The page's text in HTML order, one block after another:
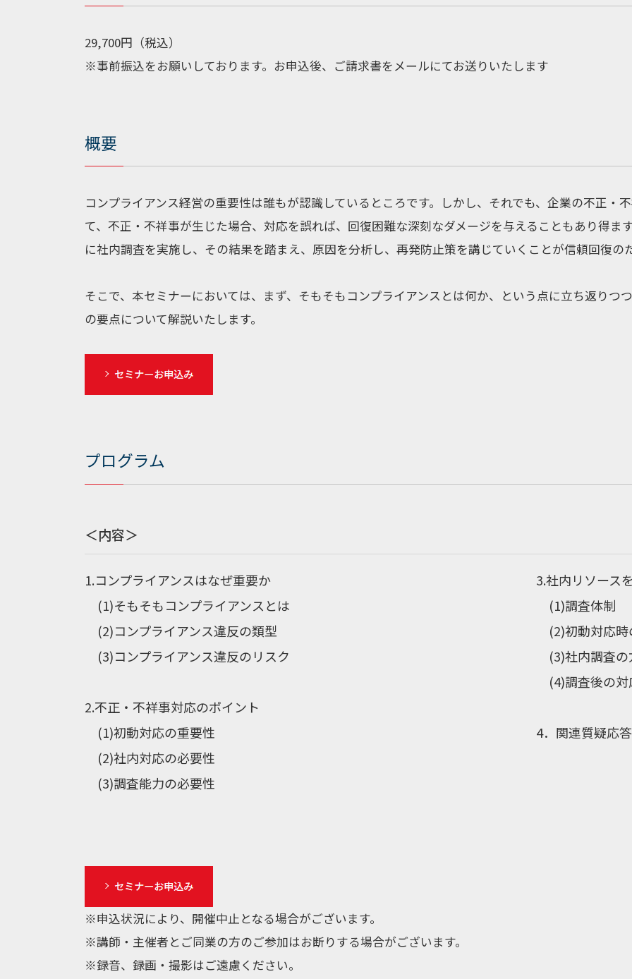
29,700円（税込）
※事前振込をお願いしております。お申込後、ご請求書をメールにてお送りいたします
概要
コンプライアンス経営の重要性は誰もが認識しているところです。しかし、それでも、企業の不正・
て、不正・不祥事が生じた場合、対応を誤れば、回復困難な深刻なダメージを与えることもあり得ま
に社内調査を実施し、その結果を踏まえ、原因を分析し、再発防止策を講じていくことが信頼回復の
そこで、本セミナーにおいては、まず、そもそもコンプライアンスとは何か、という点に立ち返りつ
の要点について解説いたします。
プログラム
＜内容＞
1.コンプライアンスはなぜ重要か
(1)そもそもコンプライアンスとは
(2)コンプライアンス違反の類型
(3)コンプライアンス違反のリスク
2.不正・不祥事対応のポイント
(1)初動対応の重要性
(2)社内対応の必要性
(3)調査能力の必要性
3.社内リソース
(1)調査体制
(2)初動対応時
(3)社内調査の
(4)調査後の対
4．関連質疑応答
※申込状況により、開催中止となる場合がございます。
※講師・主催者とご同業の方のご参加はお断りする場合がございます。
※録音、録画・撮影はご遠慮ください。